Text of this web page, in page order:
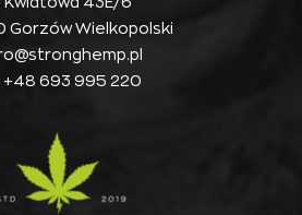
Gorzów Wielkopolski
+48 693 995 220